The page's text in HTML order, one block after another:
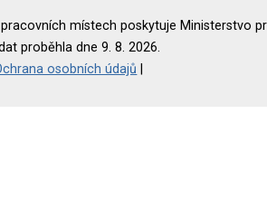
místech poskytuje Ministerstvo
proběhla dne 9. 8. 2026.
osobních údajů